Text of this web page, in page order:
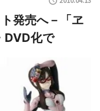
発売へ－「ヱ
DVD化で